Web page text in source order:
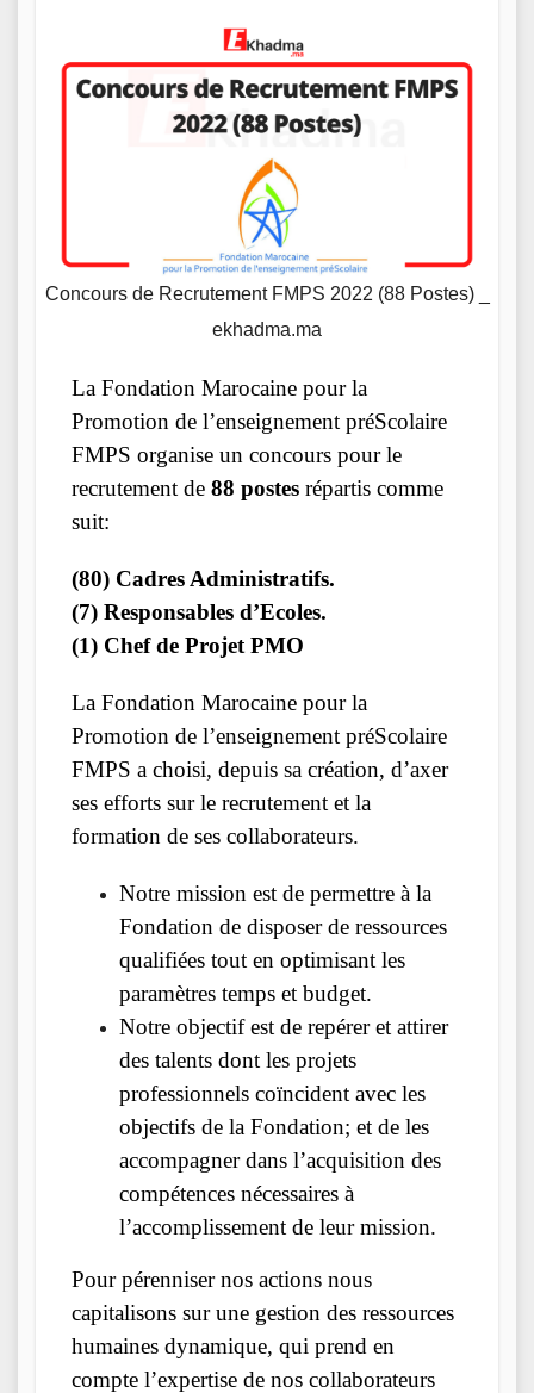
Concours de Recrutement FMPS 2022 (88 Postes) _
ekhadma.ma
La Fondation Marocaine pour la
Promotion de l’enseignement préScolaire
FMPS organise un concours pour le
recrutement de 88 postes répartis comme
suit:
(80) Cadres Administratifs.
(7) Responsables d’Ecoles.
(1) Chef de Projet PMO
La Fondation Marocaine pour la
Promotion de l’enseignement préScolaire
FMPS a choisi, depuis sa création, d’axer
ses efforts sur le recrutement et la
formation de ses collaborateurs.
Notre mission est de permettre à la
Fondation de disposer de ressources
qualifiées tout en optimisant les
paramètres temps et budget.
Notre objectif est de repérer et attirer
des talents dont les projets
professionnels coïncident avec les
objectifs de la Fondation; et de les
accompagner dans l’acquisition des
compétences nécessaires à
l’accomplissement de leur mission.
Pour pérenniser nos actions nous
capitalisons sur une gestion des ressources
humaines dynamique, qui prend en
compte l’expertise de nos collaborateurs